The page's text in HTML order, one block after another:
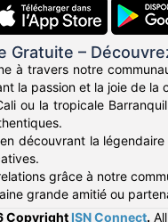
Gratuite –
à travers notre
la passion et la joie de la
ou la tropicale
découvrant la
grâce à notre
grande amitié ou
Copyright ISN Connect.